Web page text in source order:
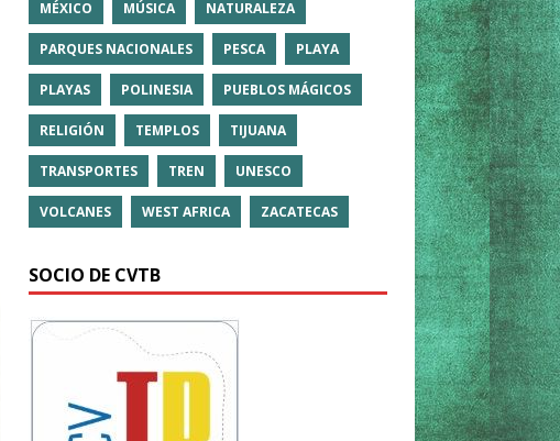
MÉXICO MÚSICA NATURALEZA
PARQUES NACIONALES PESCA PLAYA
PLAYAS POLINESIA PUEBLOS MÁGICOS
RELIGIÓN TEMPLOS TIJUANA
TRANSPORTES TREN UNESCO
VOLCANES WEST AFRICA ZACATECAS
SOCIO DE CVTB